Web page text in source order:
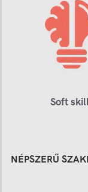
Soft
NÉPSZERŰ